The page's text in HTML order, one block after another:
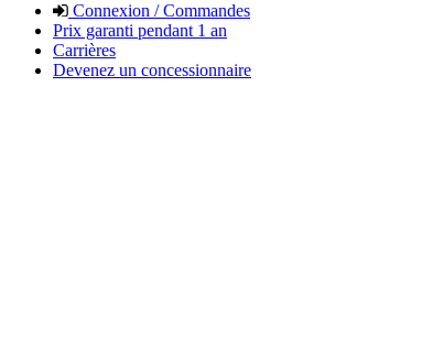
Connexion / Commandes
Prix garanti pendant 1 an
Carrières
Devenez un concessionnaire